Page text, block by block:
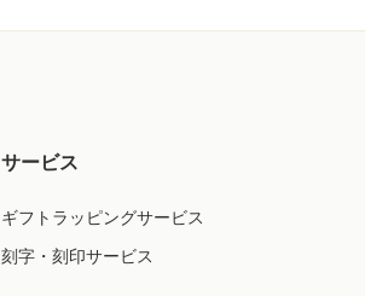
サービス
ギフトラッピングサービス
刻字・刻印サービス